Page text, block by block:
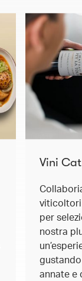
Vini
per
nostra
annate e